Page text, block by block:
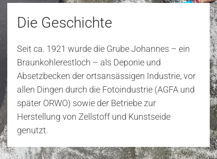
Die Geschichte
Seit ca. 1921 wurde die Grube Johannes – ein
Braunkohlerestloch – als Deponie und
Absetzbecken der ortsansässigen Industrie, vor
allen Dingen durch die Fotoindustrie (AGFA und
später ORWO) sowie der Betriebe zur
Herstellung von Zellstoff und Kunstseide
genutzt.